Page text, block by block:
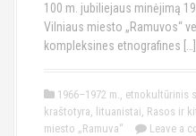
100 m. jubiliejaus minėjimą
Vilniaus miesto „Ramuvos“
kompleksines etnografines […]
1966–1972 m., etnokultūrinis
kraštotyra, lituanistai, Rasos ir
miesto „Ramuva“
Leave a